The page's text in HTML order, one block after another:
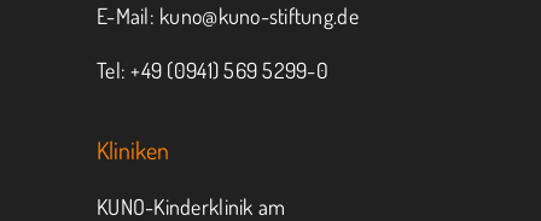
E-Mail: kuno@kuno-stiftung.de
Tel: +49 (0941) 569 5299-0
Kliniken
KUNO-Kinderklinik am